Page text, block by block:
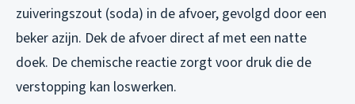
zuiveringszout (soda) in de afvoer, gevolgd door een
beker azijn. Dek de afvoer direct af met een natte
doek. De chemische reactie zorgt voor druk die de
verstopping kan loswerken.